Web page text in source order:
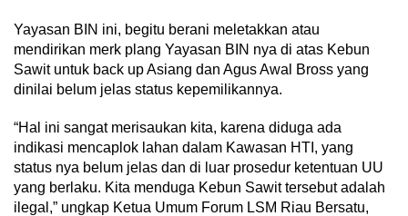
Yayasan BIN ini, begitu berani meletakkan atau
mendirikan merk plang Yayasan BIN nya di atas Kebun
Sawit untuk back up Asiang dan Agus Awal Bross yang
dinilai belum jelas status kepemilikannya.
“Hal ini sangat merisaukan kita, karena diduga ada
indikasi mencaplok lahan dalam Kawasan HTI, yang
status nya belum jelas dan di luar prosedur ketentuan UU
yang berlaku. Kita menduga Kebun Sawit tersebut adalah
ilegal,” ungkap Ketua Umum Forum LSM Riau Bersatu,